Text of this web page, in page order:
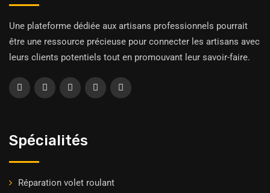
Une plateforme dédiée aux artisans professionnels pourrait
être une ressource précieuse pour connecter les artisans avec
leurs clients potentiels tout en promouvant leur savoir-faire.
Spécialités
Réparation volet roulant